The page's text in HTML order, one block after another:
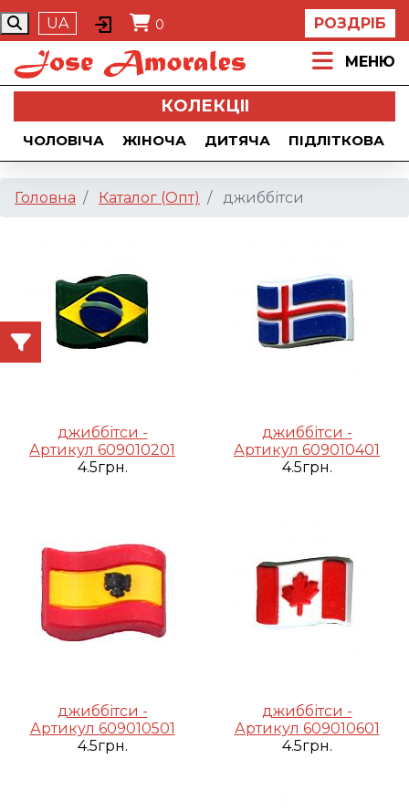
UA 0 РОЗДРІБ
МЕНЮ
КОЛЕКЦII
ЧОЛОВІЧА ЖІНОЧА ДИТЯЧА ПІДЛІТКОВА
Головна Каталог (Опт) джиббітси
джиббітси -
Артикул 609010201
4.5грн.
джиббітси -
Артикул 609010401
4.5грн.
джиббітси -
Артикул 609010501
4.5грн.
джиббітси -
Артикул 609010601
4.5грн.